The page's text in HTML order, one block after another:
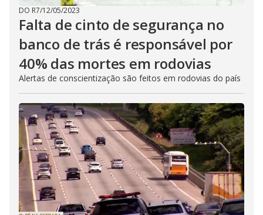
DO R7/12/05/2023
Falta de cinto de segurança no
banco de trás é responsável por
40% das mortes em rodovias
Alertas de conscientização são feitos em rodovias do país